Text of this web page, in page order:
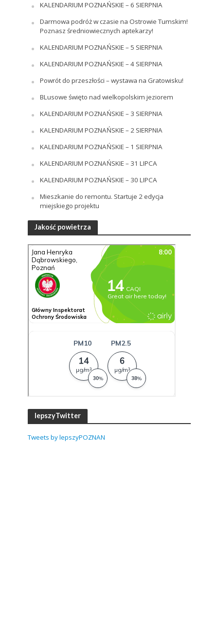
KALENDARIUM POZNAŃSKIE – 6 SIERPNIA
Darmowa podróż w czasie na Ostrowie Tumskim!
Poznasz średniowiecznych aptekarzy!
KALENDARIUM POZNAŃSKIE – 5 SIERPNIA
KALENDARIUM POZNAŃSKIE – 4 SIERPNIA
Powrót do przeszłości – wystawa na Gratowisku!
BLusowe święto nad wielkopolskim jeziorem
KALENDARIUM POZNAŃSKIE – 3 SIERPNIA
KALENDARIUM POZNAŃSKIE – 2 SIERPNIA
KALENDARIUM POZNAŃSKIE – 1 SIERPNIA
KALENDARIUM POZNAŃSKIE – 31 LIPCA
KALENDARIUM POZNAŃSKIE – 30 LIPCA
Mieszkanie do remontu. Startuje 2 edycja
miejskiego projektu
Jakość powietrza
lepszyTwitter
Tweets by lepszyPOZNAN